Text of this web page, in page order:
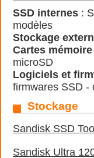
SSD internes :
modèles
Stockage
Cartes mémoire
microSD
Logiciels et
firmwares SSD -
Stockage
Sandisk SSD
Sandisk Ultra